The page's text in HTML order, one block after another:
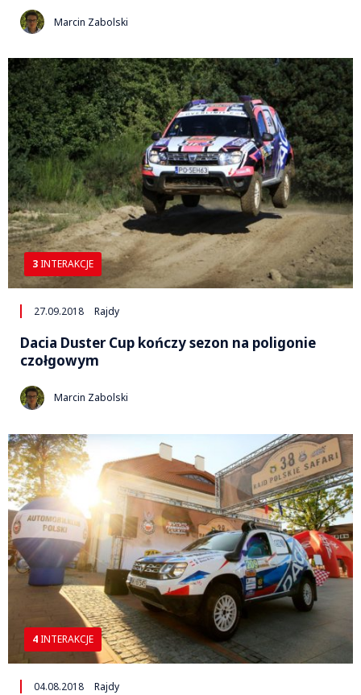
Marcin Zabolski
3 INTERAKCJE
27.09.2018 Rajdy
Dacia Duster Cup kończy sezon na poligonie
czołgowym
Marcin Zabolski
4 INTERAKCJE
04.08.2018 Rajdy